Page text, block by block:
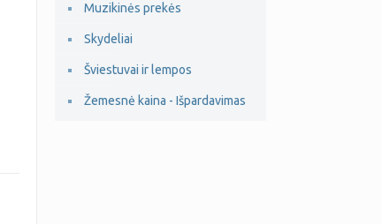
Muzikinės prekės
Skydeliai
Šviestuvai ir lempos
Žemesnė kaina - Išpardavimas